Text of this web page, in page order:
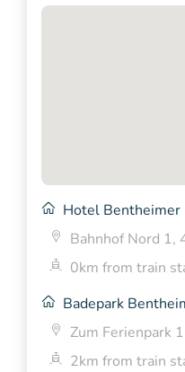
Hotel Bentheimer
Bahnhof Nord 1,
0km from train
Badepark
Zum Ferienpark
2km from train